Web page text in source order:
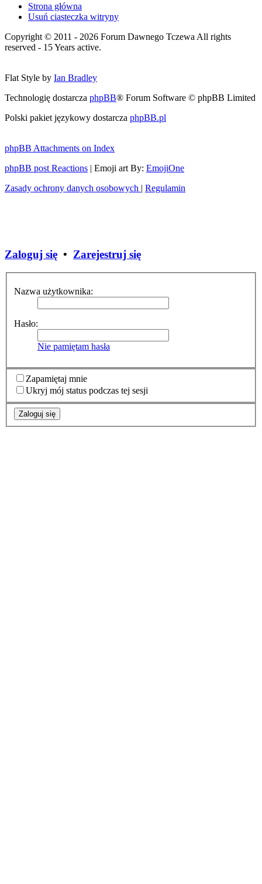
Strona główna
Usuń ciasteczka witryny
Copyright © 2011 - 2026 Forum Dawnego Tczewa All rights
reserved - 15 Years active.
Flat Style by Ian Bradley
Technologię dostarcza phpBB® Forum Software © phpBB Limited
Polski pakiet językowy dostarcza phpBB.pl
phpBB Attachments on Index
phpBB post Reactions | Emoji art By: EmojiOne
Zasady ochrony danych osobowych | Regulamin
Zaloguj się • Zarejestruj się
Nazwa użytkownika:
Hasło:
Nie pamiętam hasła
Zapamiętaj mnie
Ukryj mój status podczas tej sesji